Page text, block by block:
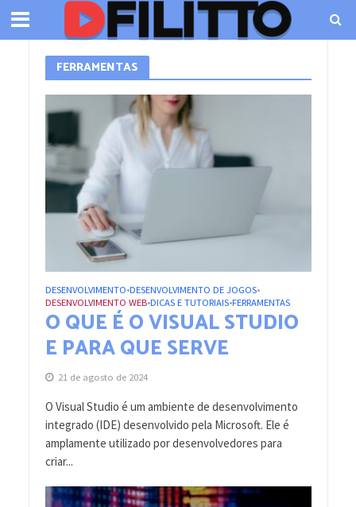
FERRAMENTAS
DESENVOLVIMENTO•DESENVOLVIMENTO DE JOGOS•
DESENVOLVIMENTO WEB•DICAS E TUTORIAIS•FERRAMENTAS
O QUE É O VISUAL STUDIO
E PARA QUE SERVE
21 de agosto de 2024
O Visual Studio é um ambiente de desenvolvimento
integrado (IDE) desenvolvido pela Microsoft. Ele é
amplamente utilizado por desenvolvedores para
criar...